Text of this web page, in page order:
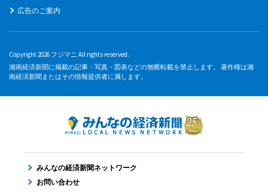
広告のご案内
Copyright 2026 フジマニ All rights reserved.
湘南経済新聞に掲載の記事・写真・図表などの無断転載を禁止します。 著作権は湘
南経済新聞またはその情報提供者に属します。
みんなの経済新聞ネットワーク
お問い合わせ